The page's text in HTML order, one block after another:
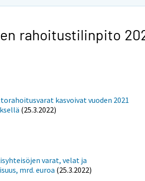
rahoitustilinpito
kasvoivat vuoden 2021
(25.3.2022)
varat, velat ja
mrd. euroa (25.3.2022)